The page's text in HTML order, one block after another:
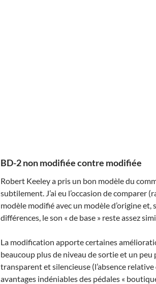
BD-2 non modifiée contre modifiée
Robert Keeley a pris un bon modèle du
subtilement. J’ai eu l’occasion de comparer
modèle modifié avec un modèle d’origine et,
différences, le son « de base » reste assez
La modification apporte certaines
beaucoup plus de niveau de sortie et un
transparent et silencieuse (l’absence
avantages indéniables des pédales «